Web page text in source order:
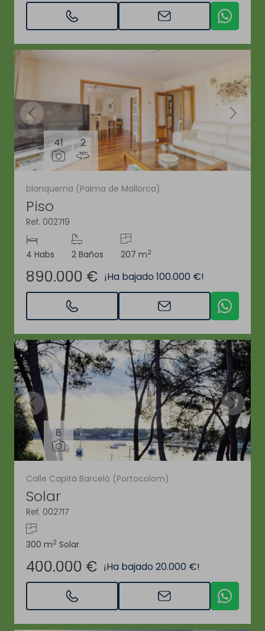
41 2
blanquerna (Palma de Mallorca)
Piso
Ref. 002719
4 Habs 2 Baños 207 m2
890.000 € ¡Ha bajado 100.000 €!
8
Calle Capità Barceló (Portocolom)
Solar
Ref. 002717
300 m2 Solar
400.000 € ¡Ha bajado 20.000 €!